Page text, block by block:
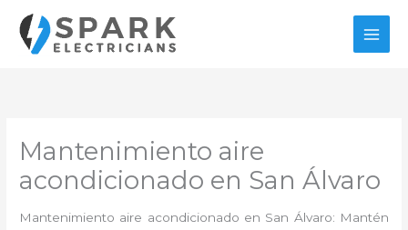
contenido
Mantenimiento aire
acondicionado en San Álvaro
Mantenimiento aire acondicionado en San Álvaro: Mantén